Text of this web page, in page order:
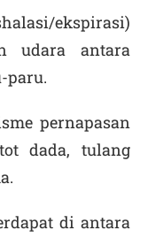
ekspirasi)
udara antara
paru.
pernapasan
dada, tulang
di antara